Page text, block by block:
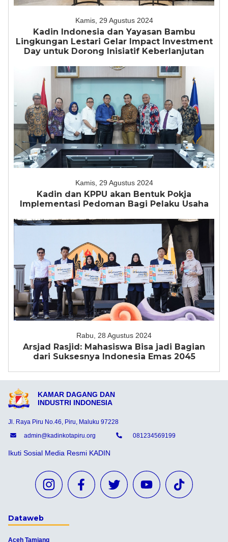
Kamis, 29 Agustus 2024
Kadin Indonesia dan Yayasan Bambu
Lingkungan Lestari Gelar Impact Investment
Day untuk Dorong Inisiatif Keberlanjutan
Kamis, 29 Agustus 2024
Kadin dan KPPU akan Bentuk Pokja
Implementasi Pedoman Bagi Pelaku Usaha
Rabu, 28 Agustus 2024
Arsjad Rasjid: Mahasiswa Bisa jadi Bagian
dari Suksesnya Indonesia Emas 2045
KAMAR DAGANG DAN
INDUSTRI INDONESIA
Jl. Raya Piru No.46, Piru, Maluku 97228
admin@kadinkotapiru.org
081234569199
Ikuti Sosial Media Resmi KADIN
Dataweb
Aceh Tamiang